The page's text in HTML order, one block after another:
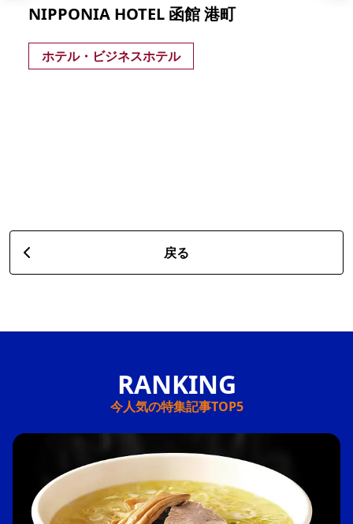
NIPPONIA HOTEL 函館 港町
ホテル・ビジネスホテル
戻る
今人気の特集記事TOP5